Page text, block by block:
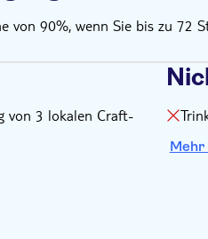
von 90%, wenn Sie bis zu 72
von 3 lokalen Craft-